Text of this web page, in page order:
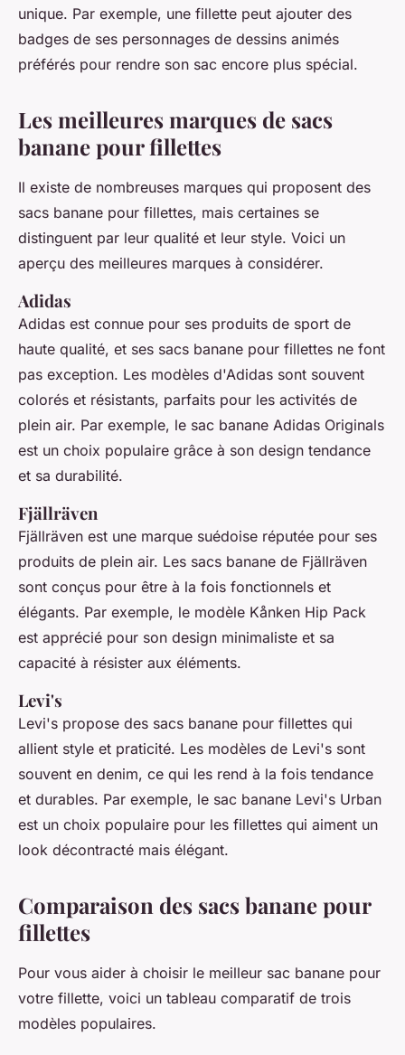
unique. Par exemple, une fillette peut ajouter des
badges de ses personnages de dessins animés
préférés pour rendre son sac encore plus spécial.
Les meilleures marques de sacs
banane pour fillettes
Il existe de nombreuses marques qui proposent des
sacs banane pour fillettes, mais certaines se
distinguent par leur qualité et leur style. Voici un
aperçu des meilleures marques à considérer.
Adidas
Adidas est connue pour ses produits de sport de
haute qualité, et ses sacs banane pour fillettes ne font
pas exception. Les modèles d'Adidas sont souvent
colorés et résistants, parfaits pour les activités de
plein air. Par exemple, le sac banane Adidas Originals
est un choix populaire grâce à son design tendance
et sa durabilité.
Fjällräven
Fjällräven est une marque suédoise réputée pour ses
produits de plein air. Les sacs banane de Fjällräven
sont conçus pour être à la fois fonctionnels et
élégants. Par exemple, le modèle Kånken Hip Pack
est apprécié pour son design minimaliste et sa
capacité à résister aux éléments.
Levi's
Levi's propose des sacs banane pour fillettes qui
allient style et praticité. Les modèles de Levi's sont
souvent en denim, ce qui les rend à la fois tendance
et durables. Par exemple, le sac banane Levi's Urban
est un choix populaire pour les fillettes qui aiment un
look décontracté mais élégant.
Comparaison des sacs banane pour
fillettes
Pour vous aider à choisir le meilleur sac banane pour
votre fillette, voici un tableau comparatif de trois
modèles populaires.